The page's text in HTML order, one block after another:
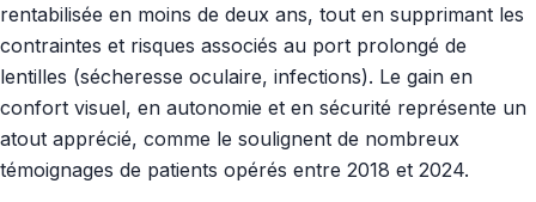
rentabilisée en moins de deux ans, tout en supprimant les
contraintes et risques associés au port prolongé de
lentilles (sécheresse oculaire, infections). Le gain en
confort visuel, en autonomie et en sécurité représente un
atout apprécié, comme le soulignent de nombreux
témoignages de patients opérés entre 2018 et 2024.